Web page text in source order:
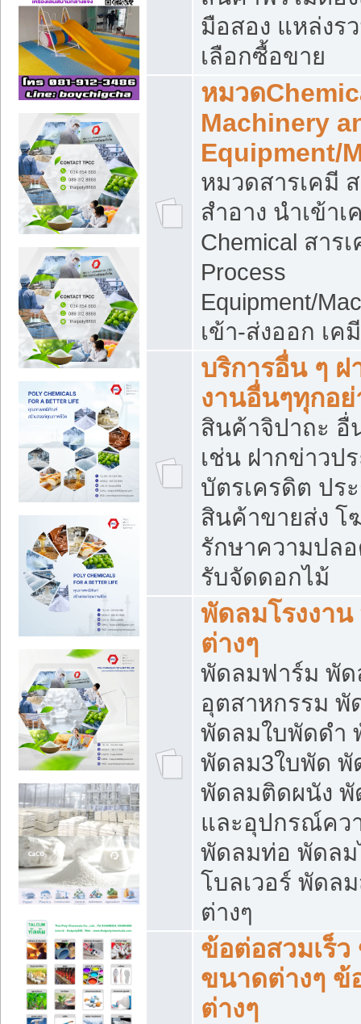
มือสอง แหล่งร
เลือกซื้อขาย
หมวด
Machinery
Equipment/
หมวดสารเคมี
สำอาง นำเข้
Chemical สาร
Process
Equipment/
เข้า-ส่งออก เ
บริการอื่น ๆ
งานอื่นๆทุกอ
สินค้าจิปาถะ อื่
เช่น ฝากข่าวป
บัตรเครดิต ปร
สินค้าขายส่ง
รักษาความปล
รับจัดดอกไม้
พัดลมโรงงา
ต่างๆ
พัดลมฟาร์ม พัด
อุตสาหกรรม
พัดลมใบพัดดำ
พัดลม3ใบพัด พั
พัดลมติดผนัง
และอุปกรณ์คว
พัดลมท่อ พัดลม
โบลเวอร์ พัดล
ต่างๆ
ข้อต่อสวมเร็
ขนาดต่างๆ ข้
ต่างๆ